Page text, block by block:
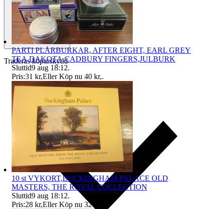
Traderas köparskydd
PARTI PLÅRBURKAR, AFTER EIGHT, EARL GREY
TEA,DAKOTA,CADBURY FINGERS,JULBURK
Sluttid9 aug 18:12.
Pris:31 kr,Eller Köp nu 40 kr,.
10 st VYKORT,BUCKINGHAM PALACE OLD
MASTERS, THE ROYAL COLLECTION
Sluttid9 aug 18:12.
Pris:28 kr,Eller Köp nu 32 kr